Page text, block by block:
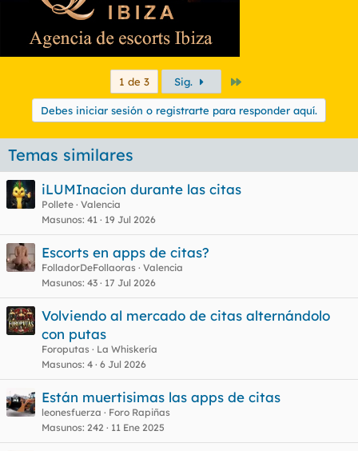
1 de 3 Sig.
Debes iniciar sesión o registrarte para responder aquí.
Temas similares
iLUMInacion durante las citas
Pollete Valencia
Masunos 41 19 Jul 2026
Escorts en apps de citas?
FolladorDeFollaoras Valencia
Masunos 43 17 Jul 2026
Volviendo al mercado de citas alternándolo
con putas
Foroputas
La Whiskería
Masunos 4 6 Jul 2026
Están muertisimas las apps de citas
leonesfuerza
Foro Rapiñas
Masunos 242 11 Ene 2025